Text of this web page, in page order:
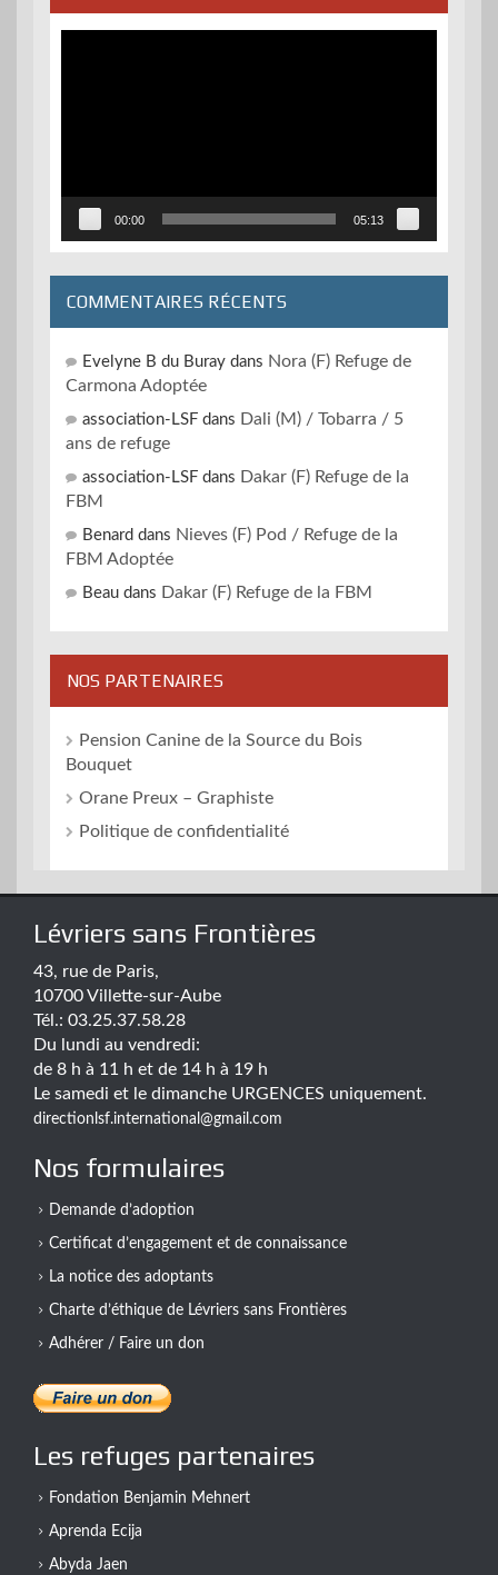
00:00 05:13
COMMENTAIRES RÉCENTS
Evelyne B du Buray dans Nora (F) Refuge de
Carmona Adoptée
association-LSF dans Dali (M) / Tobarra / 5
ans de refuge
association-LSF dans Dakar (F) Refuge de la
FBM
Benard dans Nieves (F) Pod / Refuge de la
FBM Adoptée
Beau dans Dakar (F) Refuge de la FBM
NOS PARTENAIRES
Pension Canine de la Source du Bois
Bouquet
Orane Preux – Graphiste
Politique de confidentialité
Lévriers sans Frontières
43, rue de Paris,
10700 Villette-sur-Aube
Tél.: 03.25.37.58.28
Du lundi au vendredi:
de 8 h à 11 h et de 14 h à 19 h
Le samedi et le dimanche URGENCES uniquement.
directionlsf.international@gmail.com
Nos formulaires
Demande d’adoption
Certificat d’engagement et de connaissance
La notice des adoptants
Charte d’éthique de Lévriers sans Frontières
Adhérer / Faire un don
Les refuges partenaires
Fondation Benjamin Mehnert
Aprenda Ecija
Abyda Jaen